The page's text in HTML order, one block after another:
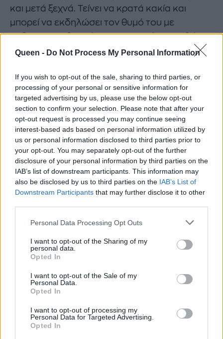
Queen - Do Not Process My Personal Information
If you wish to opt-out of the sale, sharing to third parties, or
processing of your personal or sensitive information for
targeted advertising by us, please use the below opt-out
section to confirm your selection. Please note that after your
opt-out request is processed you may continue seeing
interest-based ads based on personal information utilized by
us or personal information disclosed to third parties prior to
your opt-out. You may separately opt-out of the further
disclosure of your personal information by third parties on the
IAB’s list of downstream participants. This information may
also be disclosed by us to third parties on the IAB’s List of
Downstream Participants that may further disclose it to other
Personal Data Processing Opt Outs
I want to opt-out of the Sharing of my
personal data.
Opted In
I want to opt-out of the Sale of my
Personal Data.
Opted In
I want to opt-out of processing my
Personal Data for Targeted Advertising.
Opted In
και μετά ξεχνά. Τείνει να κρατά κακία και
μπορεί να εκδηλώσει τον θυμό του με
παθητικο-επιθετική συμπεριφορά, σιωπηλή
μεταχείριση ή προσεκτικά υπολογισμένη
Σκορπιού επικίνδυνο είναι ότισυχνά κρύβεται
πίσω από μια ήρεμη επιφάνεια και εκρήγνυται
όταν κανείς δεν το περιμένει, αφήνοντας
μακροπρόθεσμες συνέπειες.
Λέων
Ο Λέων είναι ένα περήφανο και παθιασμένο